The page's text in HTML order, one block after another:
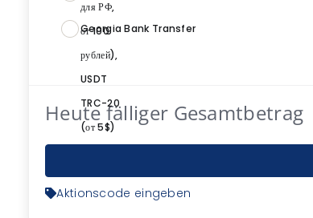
Georgia Bank Transfer
Heute fälliger Gesamtbetrag
Aktionscode eingeben